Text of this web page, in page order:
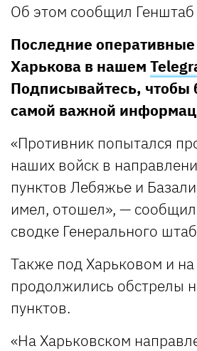
Об этом сообщил Генштаб
Последние оперативные
Харькова в нашем
Подписывайтесь, чтобы
самой важной
«Противник попытался
наших войск в
пунктов Лебяжье и
имел, отошел», —
сводке Генерального
Также под Харьковом и
продолжились обстрелы
пунктов.
«На Харьковском